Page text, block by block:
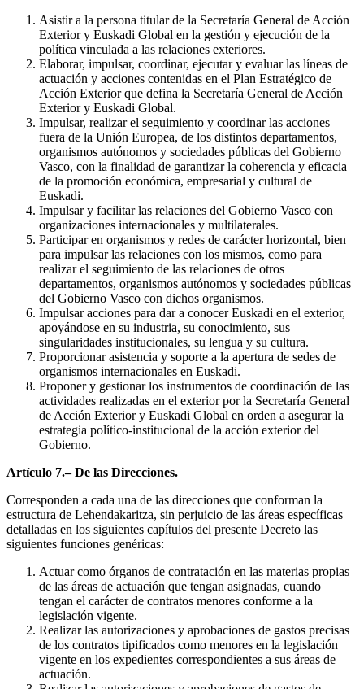
Asistir a la persona titular de la Secretaría General de Acción
Exterior y Euskadi Global en la gestión y ejecución de la
política vinculada a las relaciones exteriores.
Elaborar, impulsar, coordinar, ejecutar y evaluar las líneas de
actuación y acciones contenidas en el Plan Estratégico de
Acción Exterior que defina la Secretaría General de Acción
Exterior y Euskadi Global.
Impulsar, realizar el seguimiento y coordinar las acciones
fuera de la Unión Europea, de los distintos departamentos,
organismos autónomos y sociedades públicas del Gobierno
Vasco, con la finalidad de garantizar la coherencia y eficacia
de la promoción económica, empresarial y cultural de
Euskadi.
Impulsar y facilitar las relaciones del Gobierno Vasco con
organizaciones internacionales y multilaterales.
Participar en organismos y redes de carácter horizontal, bien
para impulsar las relaciones con los mismos, como para
realizar el seguimiento de las relaciones de otros
departamentos, organismos autónomos y sociedades públicas
del Gobierno Vasco con dichos organismos.
Impulsar acciones para dar a conocer Euskadi en el exterior,
apoyándose en su industria, su conocimiento, sus
singularidades institucionales, su lengua y su cultura.
Proporcionar asistencia y soporte a la apertura de sedes de
organismos internacionales en Euskadi.
Proponer y gestionar los instrumentos de coordinación de las
actividades realizadas en el exterior por la Secretaría General
de Acción Exterior y Euskadi Global en orden a asegurar la
estrategia político-institucional de la acción exterior del
Gobierno.
Artículo 7.– De las Direcciones.
Corresponden a cada una de las direcciones que conforman la
estructura de Lehendakaritza, sin perjuicio de las áreas específicas
detalladas en los siguientes capítulos del presente Decreto las
siguientes funciones genéricas:
Actuar como órganos de contratación en las materias propias
de las áreas de actuación que tengan asignadas, cuando
tengan el carácter de contratos menores conforme a la
legislación vigente.
Realizar las autorizaciones y aprobaciones de gastos precisas
de los contratos tipificados como menores en la legislación
vigente en los expedientes correspondientes a sus áreas de
actuación.